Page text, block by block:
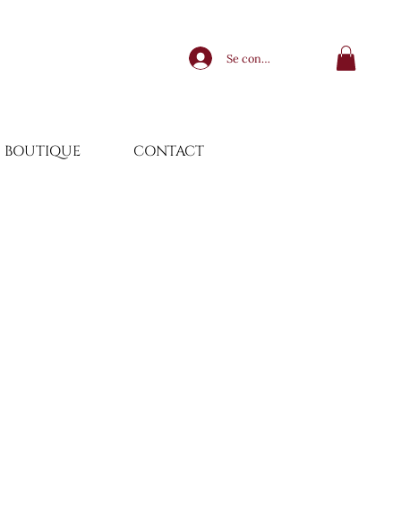
Se connecter
BOUTIQUE CONTACT